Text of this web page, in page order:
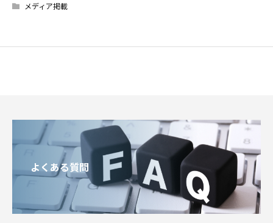
メディア掲載
よくある質問